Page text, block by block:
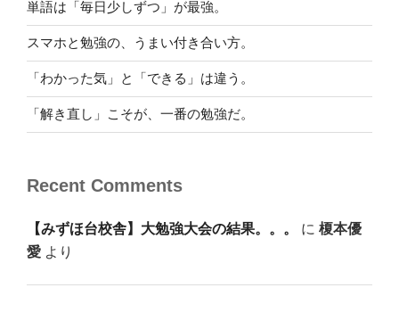
単語は「毎日少しずつ」が最強。
スマホと勉強の、うまい付き合い方。
「わかった気」と「できる」は違う。
「解き直し」こそが、一番の勉強だ。
Recent Comments
【みずほ台校舎】大勉強大会の結果。。。 に 榎本優
愛 より